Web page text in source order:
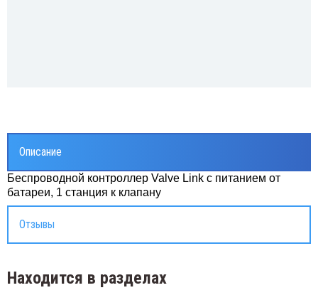
Описание
Беспроводной контроллер Valve Link с питанием от
батареи, 1 станция к клапану
Отзывы
Находится в разделах